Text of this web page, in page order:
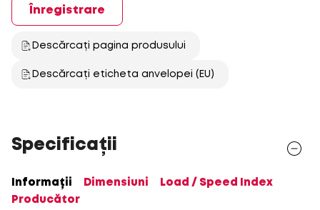
Înregistrare
Descărcați pagina produsului
Descărcați eticheta anvelopei (EU)
Specificații
Informații Dimensiuni
Load / Speed Index
Producător